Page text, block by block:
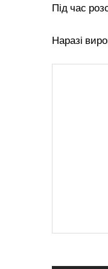
Під час
Наразі